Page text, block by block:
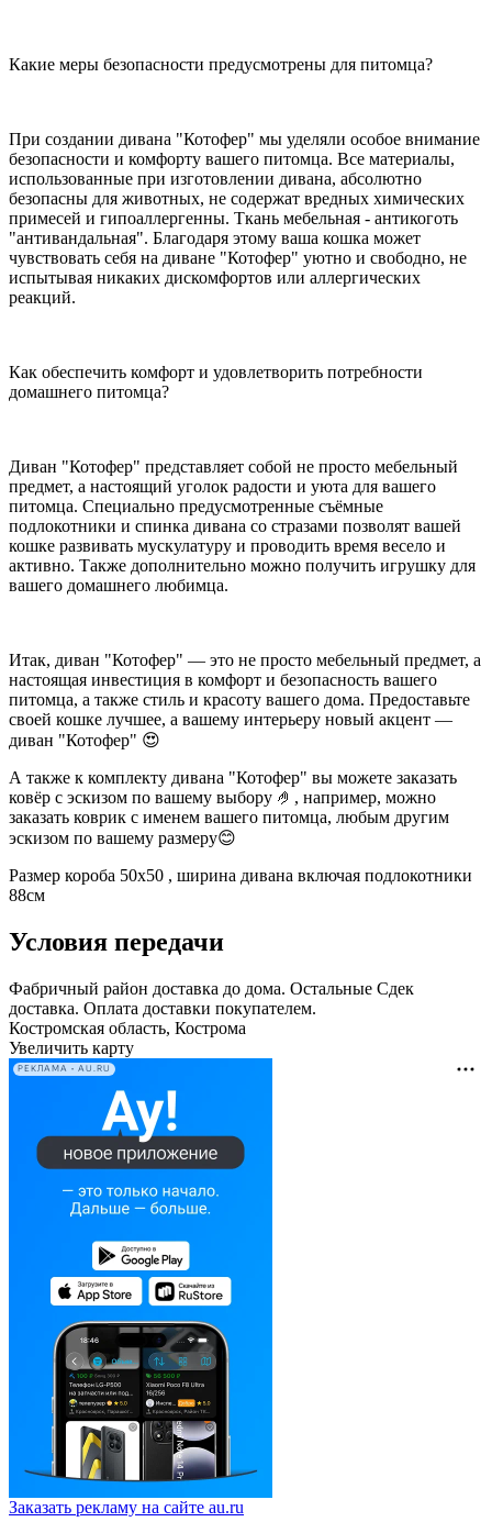
Какие меры безопасности предусмотрены для питомца?
При создании дивана "Котофер" мы уделяли особое внимание
безопасности и комфорту вашего питомца. Все материалы,
использованные при изготовлении дивана, абсолютно
безопасны для животных, не содержат вредных химических
примесей и гипоаллергенны. Ткань мебельная - антикоготь
"антивандальная". Благодаря этому ваша кошка может
чувствовать себя на диване "Котофер" уютно и свободно, не
испытывая никаких дискомфортов или аллергических
реакций.
Как обеспечить комфорт и удовлетворить потребности
домашнего питомца?
Диван "Котофер" представляет собой не просто мебельный
предмет, а настоящий уголок радости и уюта для вашего
питомца. Специально предусмотренные съёмные
подлокотники и спинка дивана со стразами позволят вашей
кошке развивать мускулатуру и проводить время весело и
активно. Также дополнительно можно получить игрушку для
вашего домашнего любимца.
Итак, диван "Котофер" — это не просто мебельный предмет, а
настоящая инвестиция в комфорт и безопасность вашего
питомца, а также стиль и красоту вашего дома. Предоставьте
своей кошке лучшее, а вашему интерьеру новый акцент —
диван "Котофер" 😍
А также к комплекту дивана "Котофер" вы можете заказать
ковёр с эскизом по вашему выбору 🤌, например, можно
заказать коврик с именем вашего питомца, любым другим
эскизом по вашему размеру😊
Размер короба 50х50 , ширина дивана включая подлокотники
88см
Условия передачи
Фабричный район доставка до дома. Остальные Сдек
доставка. Оплата доставки покупателем.
Костромская область, Кострома
Увеличить карту
РЕКЛАМА • AU.RU
Заказать рекламу на сайте au.ru